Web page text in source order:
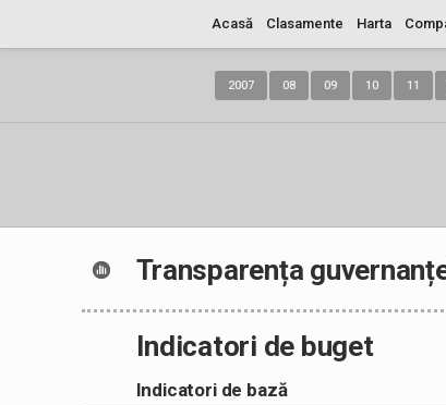
Acasă Clasamente Harta
2007 08 09 10 11
Transparența
Indicatori de buget
Indicatori de bază